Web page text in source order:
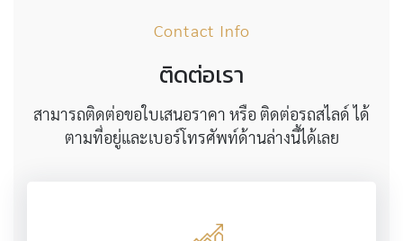
Contact Info
ติดต่อเรา
สามารถติดต่อขอใบเสนอราคา หรือ ติดต่อรถสไลด์ ได้
ตามที่อยู่และเบอร์โทรศัพท์ด้านล่างนี้ได้เลย